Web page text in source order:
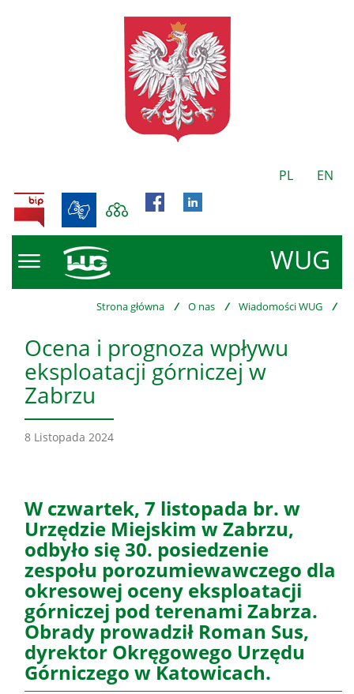
PL EN
WUG
BIP
Strona główna / O nas / Wiadomości WUG /
Ocena i prognoza wpływu
eksploatacji górniczej w
Zabrzu
8 Listopada 2024
W czwartek, 7 listopada br. w
Urzędzie Miejskim w Zabrzu,
odbyło się 30. posiedzenie
zespołu porozumiewawczego dla
okresowej oceny eksploatacji
górniczej pod terenami Zabrza.
Obrady prowadził Roman Sus,
dyrektor Okręgowego Urzędu
Górniczego w Katowicach.